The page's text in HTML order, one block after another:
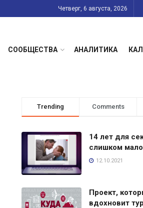
Четверг, 6 августа, 2026
СООБЩЕСТВА АНАЛИТИКА
Trending Comments
14 лет для
слишком мало
12.10.2021
Проект,
вдохновит